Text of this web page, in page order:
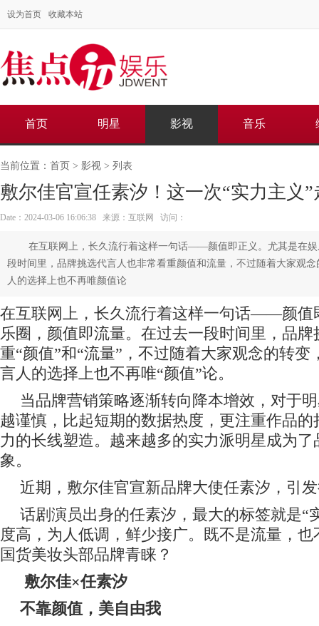
设为首页 收藏本站
首页 明星 影视 音乐
当前位置： 首页 > 影视 > 列表
敷尔佳官宣任素汐！这一次“实力主义
Date：2024-03-06 16:06:38 来源：互联网 访问：
在互联网上，长久流行着这样一句话——颜值即正义。尤其是在
段时间里，品牌挑选代言人也非常看重颜值和流量，不过随着大家观
人的选择上也不再唯颜值论
在互联网上，长久流行着这样一句话——颜值
乐圈，颜值即流量。在过去一段时间里，品
重“颜值”和“流量”，不过随着大家观念的转变
言人的选择上也不再唯“颜值”论。
当品牌营销策略逐渐转向降本增效，对于
越谨慎，比起短期的数据热度，更注重作品
力的长线塑造。 越来越多的实力派明星成为
象。
近期，敷尔佳官宣新品牌大使任素汐 ，引
话剧演员出身的任素汐，最大的标签就是“
度高，为人低调，鲜少接广。既不是流量，
国货美妆头部品牌青睐？
敷尔佳×任素汐
不靠颜值，美自由我